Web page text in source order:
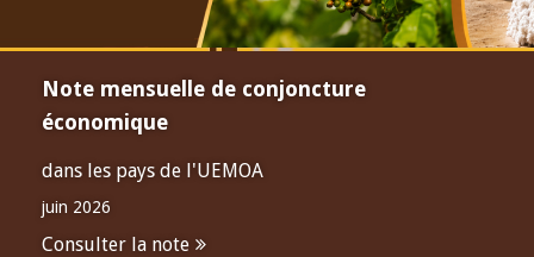
Note mensuelle de conjoncture
économique
dans les pays de l'UEMOA
juin 2026
Consulter la note